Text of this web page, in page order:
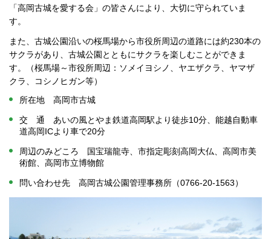
「高岡古城を愛する会」の皆さんにより、大切に守られていま
す。
また、古城公園沿いの桜馬場から市役所周辺の道路には約230本の
サクラがあり、古城公園とともにサクラを楽しむことができま
す。（桜馬場～市役所周辺：ソメイヨシノ、ヤエザクラ、ヤマザ
クラ、コシノヒガン等）
所在地 高岡市古城
交 通 あいの風とやま鉄道高岡駅より徒歩10分、能越自動車
道高岡ICより車で20分
周辺のみどころ 国宝瑞龍寺、市指定彫刻高岡大仏、高岡市美
術館、高岡市立博物館
問い合わせ先 高岡古城公園管理事務所（0766-20-1563）